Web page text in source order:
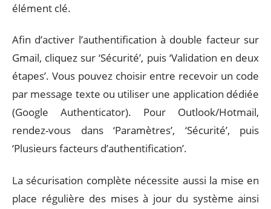
élément clé.
Afin d’activer l’authentification à double facteur sur
Gmail, cliquez sur ‘Sécurité’, puis ‘Validation en deux
étapes’. Vous pouvez choisir entre recevoir un code
par message texte ou utiliser une application dédiée
(Google Authenticator). Pour Outlook/Hotmail,
rendez-vous dans ‘Paramètres’, ‘Sécurité’, puis
‘Plusieurs facteurs d’authentification’.
La sécurisation complète nécessite aussi la mise en
place régulière des mises à jour du système ainsi